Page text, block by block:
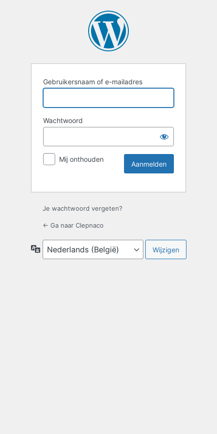
Gebruikersnaam of e-mailadres
Wachtwoord
Mij onthouden
Je wachtwoord vergeten?
← Ga naar Clepnaco
Taal